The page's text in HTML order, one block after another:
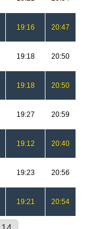
19:16 20:47
19:18 20:50
19:18 20:50
19:27 20:59
19:12 20:40
19:23 20:56
19:21 20:54